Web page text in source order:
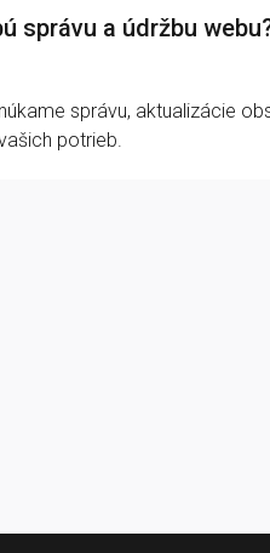
správu a údržbu
správu, aktualizácie
potrieb.